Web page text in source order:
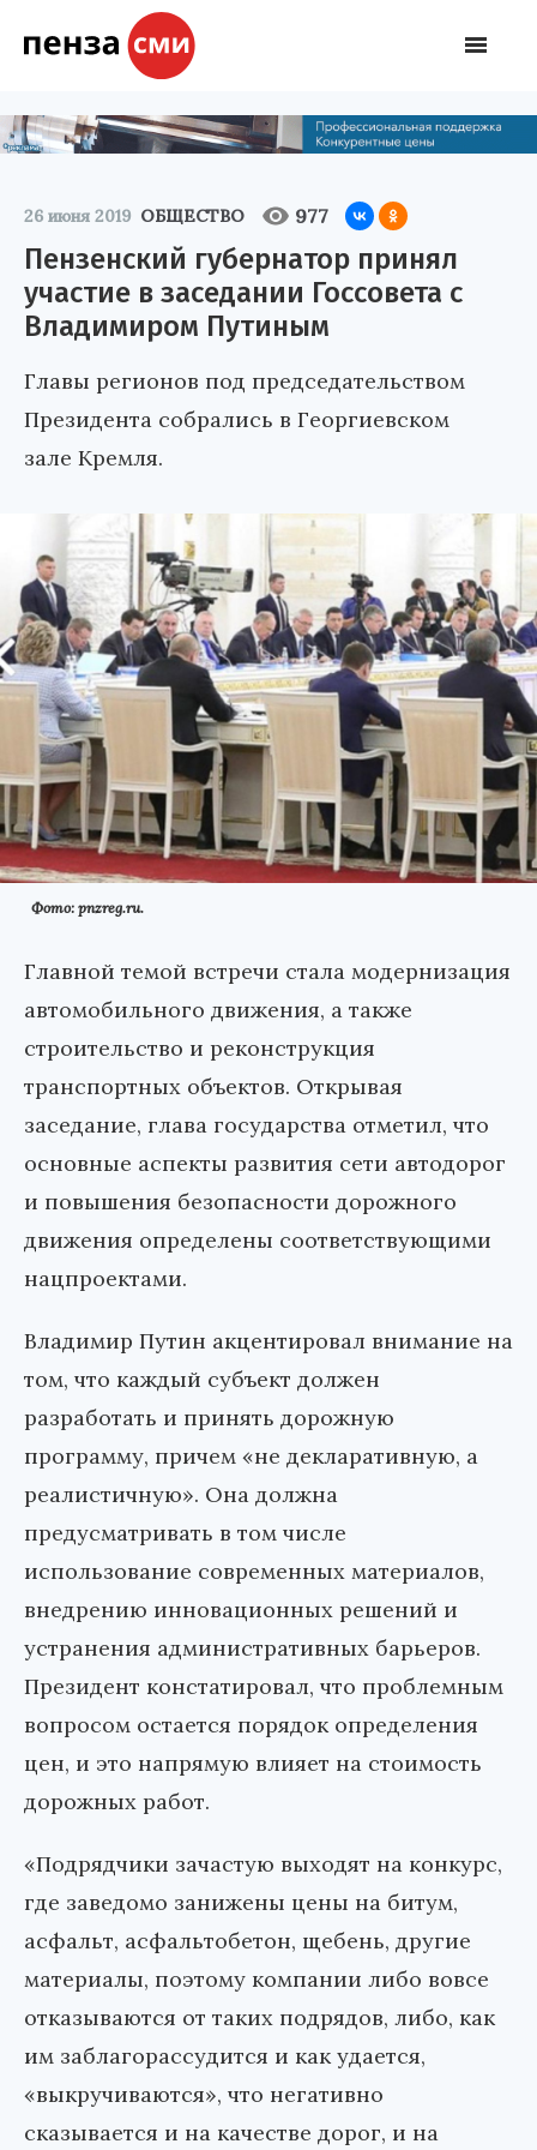
26 июня 2019 ОБЩЕСТВО 977
Пензенский губернатор принял
участие в заседании Госсовета с
Владимиром Путиным
Главы регионов под председательством
Президента собрались в Георгиевском
зале Кремля.
Фото: pnzreg.ru.
Главной темой встречи стала модернизация
автомобильного движения, а также
строительство и реконструкция
транспортных объектов. Открывая
заседание, глава государства отметил, что
основные аспекты развития сети автодорог
и повышения безопасности дорожного
движения определены соответствующими
нацпроектами.
Владимир Путин акцентировал внимание на
том, что каждый субъект должен
разработать и принять дорожную
программу, причем «не декларативную, а
реалистичную». Она должна
предусматривать в том числе
использование современных материалов,
внедрению инновационных решений и
устранения административных барьеров.
Президент констатировал, что проблемным
вопросом остается порядок определения
цен, и это напрямую влияет на стоимость
дорожных работ.
«Подрядчики зачастую выходят на конкурс,
где заведомо занижены цены на битум,
асфальт, асфальтобетон, щебень, другие
материалы, поэтому компании либо вовсе
отказываются от таких подрядов, либо, как
им заблагорассудится и как удается,
«выкручиваются», что негативно
сказывается и на качестве дорог, и на